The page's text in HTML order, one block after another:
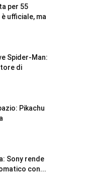
per 55
ufficiale, ma
Spider-Man:
di
Pikachu
Sony rende
con...